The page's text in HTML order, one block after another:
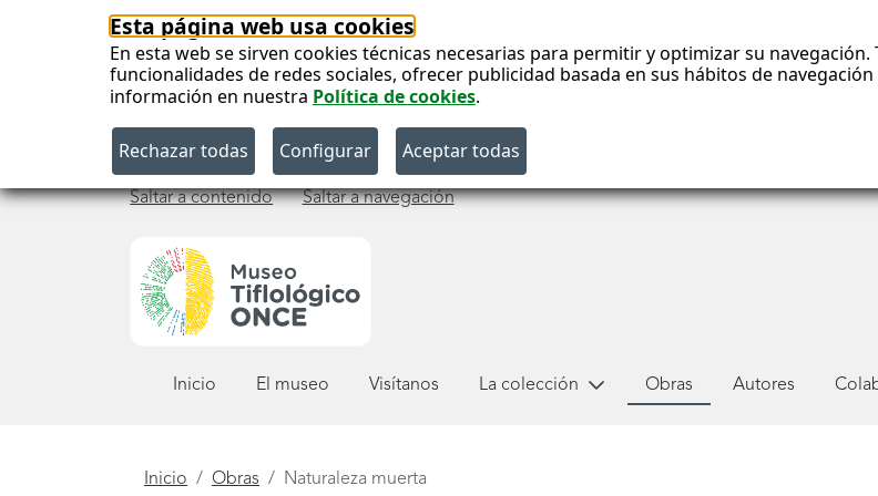
Esta página web usa cookies
En esta web se sirven cookies técnicas necesarias para permitir y optimizar su
funcionalidades de redes sociales, ofrecer publicidad basada en sus hábitos de
información en nuestra Política de cookies.
Saltar a contenido Saltar a navegación
Inicio El museo Visítanos La colección Obras Autores
Está
Inicio Obras Naturaleza muerta